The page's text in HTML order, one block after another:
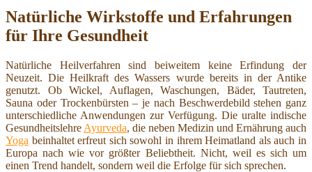
Natürliche Wirkstoffe und Erfahrungen
für Ihre Gesundheit
Natürliche Heilverfahren sind beiweitem keine Erfindung der
Neuzeit. Die Heilkraft des Wassers wurde bereits in der Antike
genutzt. Ob Wickel, Auflagen, Waschungen, Bäder, Tautreten,
Sauna oder Trockenbürsten – je nach Beschwerdebild stehen ganz
unterschiedliche Anwendungen zur Verfügung. Die uralte indische
Gesundheitslehre Ayurveda, die neben Medizin und Ernährung auch
Yoga beinhaltet erfreut sich sowohl in ihrem Heimatland als auch in
Europa nach wie vor größter Beliebtheit. Nicht, weil es sich um
einen Trend handelt, sondern weil die Erfolge für sich sprechen.